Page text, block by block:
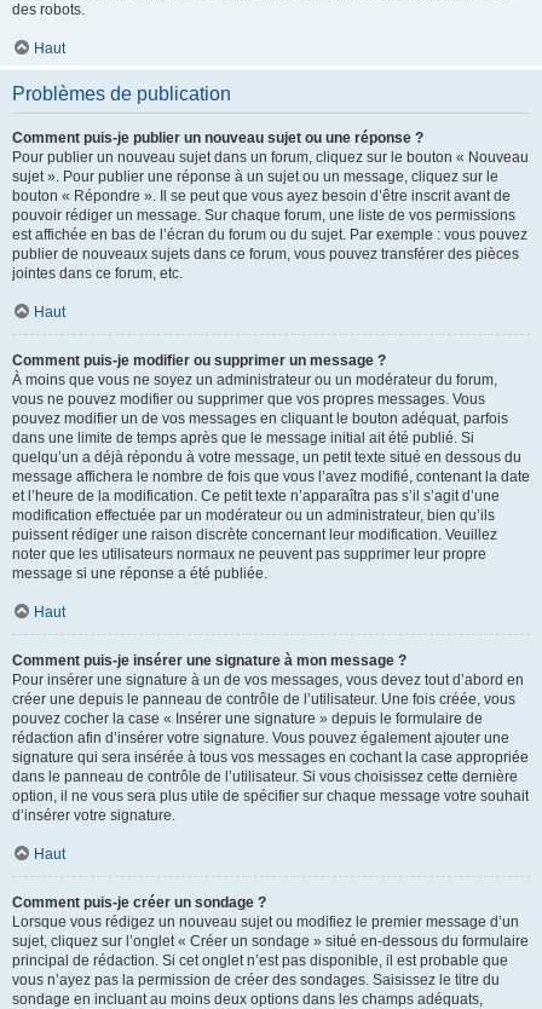
des robots.
Haut
Problèmes de publication
Comment puis-je publier un nouveau sujet ou une réponse ?
Pour publier un nouveau sujet dans un forum, cliquez sur le bouton « Nouveau
sujet ». Pour publier une réponse à un sujet ou un message, cliquez sur le
bouton « Répondre ». Il se peut que vous ayez besoin d’être inscrit avant de
pouvoir rédiger un message. Sur chaque forum, une liste de vos permissions
est affichée en bas de l’écran du forum ou du sujet. Par exemple : vous pouvez
publier de nouveaux sujets dans ce forum, vous pouvez transférer des pièces
jointes dans ce forum, etc.
Haut
Comment puis-je modifier ou supprimer un message ?
À moins que vous ne soyez un administrateur ou un modérateur du forum,
vous ne pouvez modifier ou supprimer que vos propres messages. Vous
pouvez modifier un de vos messages en cliquant le bouton adéquat, parfois
dans une limite de temps après que le message initial ait été publié. Si
quelqu’un a déjà répondu à votre message, un petit texte situé en dessous du
message affichera le nombre de fois que vous l’avez modifié, contenant la date
et l’heure de la modification. Ce petit texte n’apparaîtra pas s’il s’agit d’une
modification effectuée par un modérateur ou un administrateur, bien qu’ils
puissent rédiger une raison discrète concernant leur modification. Veuillez
noter que les utilisateurs normaux ne peuvent pas supprimer leur propre
message si une réponse a été publiée.
Haut
Comment puis-je insérer une signature à mon message ?
Pour insérer une signature à un de vos messages, vous devez tout d’abord en
créer une depuis le panneau de contrôle de l’utilisateur. Une fois créée, vous
pouvez cocher la case « Insérer une signature » depuis le formulaire de
rédaction afin d’insérer votre signature. Vous pouvez également ajouter une
signature qui sera insérée à tous vos messages en cochant la case appropriée
dans le panneau de contrôle de l’utilisateur. Si vous choisissez cette dernière
option, il ne vous sera plus utile de spécifier sur chaque message votre souhait
d’insérer votre signature.
Haut
Comment puis-je créer un sondage ?
Lorsque vous rédigez un nouveau sujet ou modifiez le premier message d’un
sujet, cliquez sur l’onglet « Créer un sondage » situé en-dessous du formulaire
principal de rédaction. Si cet onglet n’est pas disponible, il est probable que
vous n’ayez pas la permission de créer des sondages. Saisissez le titre du
sondage en incluant au moins deux options dans les champs adéquats,